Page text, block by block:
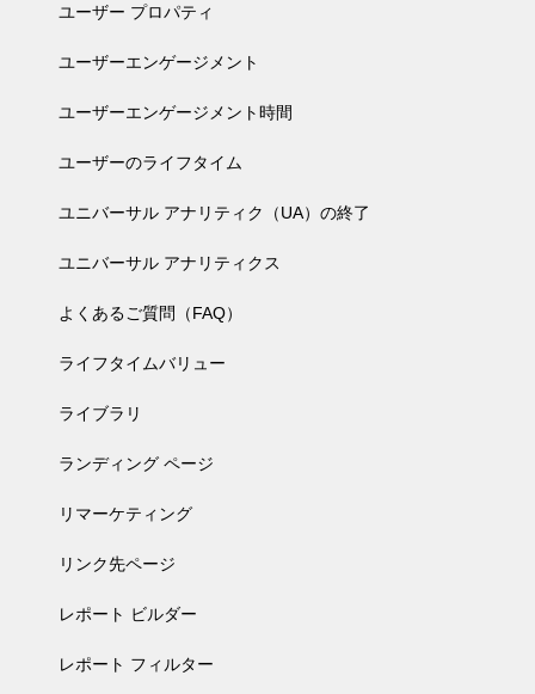
ユーザー プロパティ
ユーザーエンゲージメント
ユーザーエンゲージメント時間
ユーザーのライフタイム
ユニバーサル アナリティク（UA）の終了
ユニバーサル アナリティクス
よくあるご質問（FAQ）
ライフタイムバリュー
ライブラリ
ランディング ページ
リマーケティング
リンク先ページ
レポート ビルダー
レポート フィルター